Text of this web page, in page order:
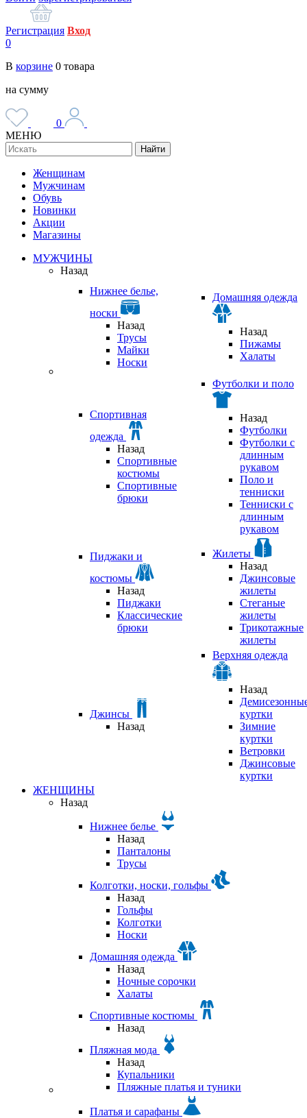
Регистрация Вход
0
В корзине 0 товара
на сумму
0
МЕНЮ
Найти
Женщинам
Мужчинам
Обувь
Новинки
Акции
Магазины
МУЖЧИНЫ
Назад
Нижнее белье,
носки
Назад
Трусы
Майки
Носки
Домашняя одежда
Назад
Пижамы
Халаты
Спортивная
одежда
Назад
Спортивные
костюмы
Спортивные
брюки
Футболки и поло
Назад
Футболки
Футболки с
длинным
рукавом
Поло и
тенниски
Тенниски с
длинным
рукавом
Пиджаки и
костюмы
Назад
Пиджаки
Классические
брюки
Жилеты
Назад
Джинсовые
жилеты
Стеганые
жилеты
Трикотажные
жилеты
Джинсы
Назад
Верхняя одежда
Назад
куртки
Зимние
куртки
Ветровки
Джинсовые
куртки
ЖЕНЩИНЫ
Назад
Нижнее белье
Назад
Панталоны
Трусы
Колготки, носки, гольфы
Назад
Гольфы
Колготки
Носки
Домашняя одежда
Назад
Ночные сорочки
Халаты
Спортивные костюмы
Назад
Пляжная мода
Назад
Купальники
Пляжные платья и туники
Платья и сарафаны